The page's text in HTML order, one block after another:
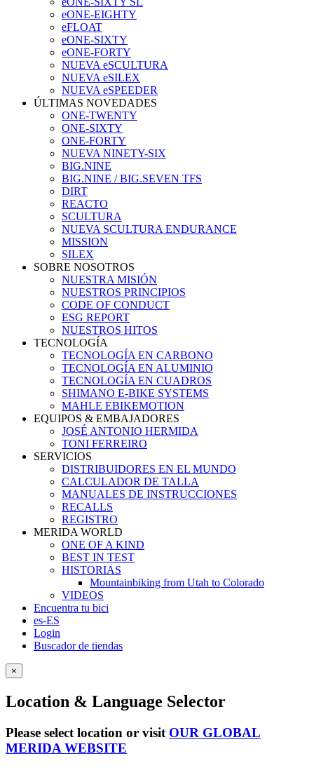
eONE-EIGHTY
eFLOAT
eONE-SIXTY
eONE-FORTY
NUEVA eSCULTURA
NUEVA eSILEX
NUEVA eSPEEDER
ÚLTIMAS NOVEDADES
ONE-TWENTY
ONE-SIXTY
ONE-FORTY
NUEVA NINETY-SIX
BIG.NINE
BIG.NINE / BIG.SEVEN TFS
DIRT
REACTO
SCULTURA
NUEVA SCULTURA ENDURANCE
MISSION
SILEX
SOBRE NOSOTROS
NUESTRA MISIÓN
NUESTROS PRINCIPIOS
CODE OF CONDUCT
ESG REPORT
NUESTROS HITOS
TECNOLOGÍA
TECNOLOGÍA EN CARBONO
TECNOLOGÍA EN ALUMINIO
TECNOLOGÍA EN CUADROS
SHIMANO E-BIKE SYSTEMS
MAHLE EBIKEMOTION
EQUIPOS & EMBAJADORES
JOSÉ ANTONIO HERMIDA
TONI FERREIRO
SERVICIOS
DISTRIBUIDORES EN EL MUNDO
CALCULADOR DE TALLA
MANUALES DE INSTRUCCIONES
RECALLS
REGISTRO
MERIDA WORLD
ONE OF A KIND
BEST IN TEST
HISTORIAS
Mountainbiking from Utah to Colorado
VIDEOS
Encuentra tu bici
es-ES
Login
Buscador de tiendas
×
Location & Language Selector
Please select location or visit OUR GLOBAL
MERIDA WEBSITE